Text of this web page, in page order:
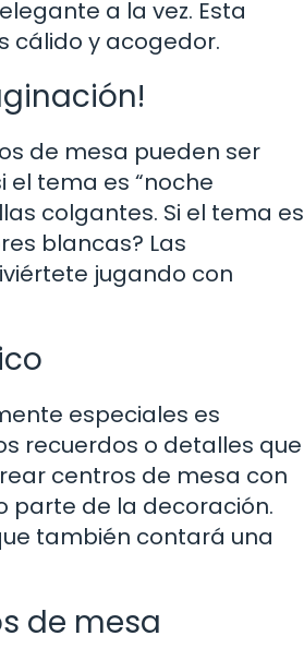
a la vez. Esta
cálido y acogedor.
de mesa pueden ser
tema es “noche
colgantes. Si el tema es
blancas? Las
jugando con
especiales es
recuerdos o detalles que
centros de mesa con
parte de la decoración.
también contará una
de mesa